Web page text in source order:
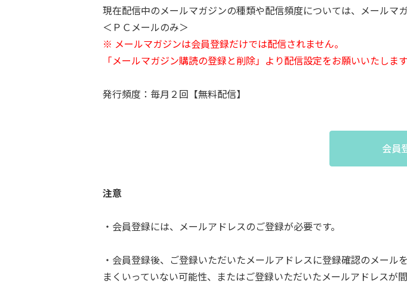
現在配信中のメールマガジンの種類や配信頻度については、メールマ
＜ＰＣメールのみ＞
※ メールマガジンは会員登録だけでは配信されません。
「メールマガジン購読の登録と削除」より配信設定をお願いいたします
発行頻度：毎月２回【無料配信】
会員
注意
・会員登録には、メールアドレスのご登録が必要です。
・会員登録後、ご登録いただいたメールアドレスに登録確認のメー
まくいっていない可能性、またはご登録いただいたメールアドレス